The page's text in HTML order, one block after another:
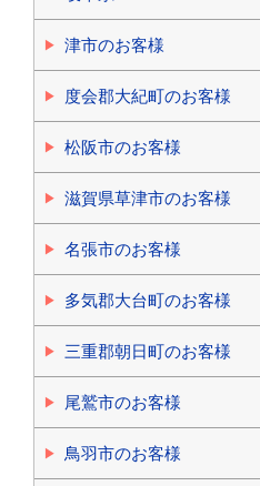
津市のお客様
度会郡大紀町のお客様
松阪市のお客様
滋賀県草津市のお客様
名張市のお客様
多気郡大台町のお客様
三重郡朝日町のお客様
尾鷲市のお客様
鳥羽市のお客様